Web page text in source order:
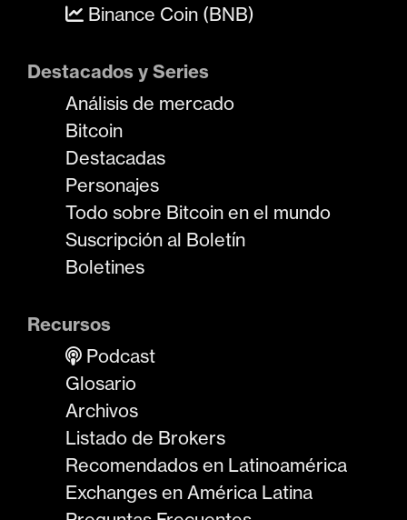
Binance Coin (BNB)
Destacados y Series
Análisis de mercado
Bitcoin
Destacadas
Personajes
Todo sobre Bitcoin en el mundo
Suscripción al Boletín
Boletines
Recursos
Podcast
Glosario
Archivos
Listado de Brokers
Recomendados en Latinoamérica
Exchanges en América Latina